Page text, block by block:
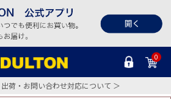
0
荷・お問い合わせ対応について ＞